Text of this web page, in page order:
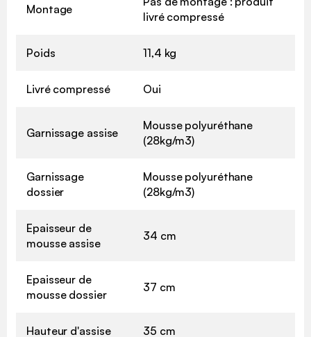
Montage
livré compressé
Poids 11,4 kg
Livré compressé Oui
Garnissage assise
Mousse polyuréthane
(28kg/m3)
Garnissage
dossier
Mousse polyuréthane
(28kg/m3)
Epaisseur de
mousse assise
34 cm
Epaisseur de
mousse dossier
37 cm
Hauteur d'assise 35 cm